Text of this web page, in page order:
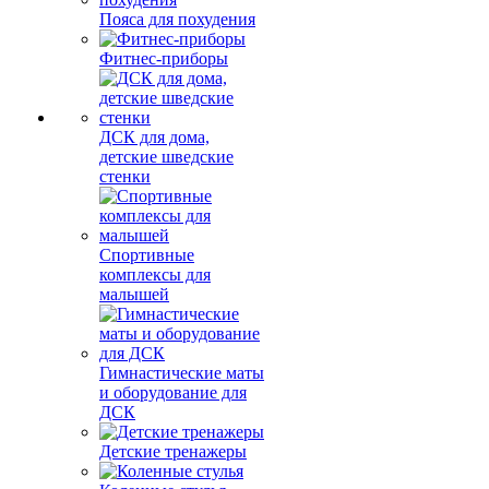
Пояса для похудения
Фитнес-приборы
ДСК для дома,
детские шведские
стенки
Спортивные
комплексы для
малышей
Гимнастические маты
и оборудование для
ДСК
Детские тренажеры